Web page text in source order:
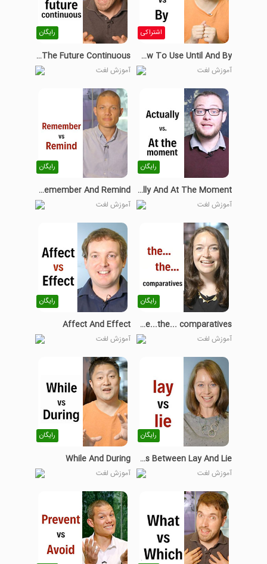
اشتراکی
How To Use Until And By
آموزش لغت
رایگان
How To Use The Future Continuous
آموزش لغت
رایگان
Actually And At The Moment
آموزش لغت
رایگان
Differences Between Remember And Remind
آموزش لغت
رایگان
The...the... comparatives
آموزش لغت
رایگان
Affect And Effect
آموزش لغت
رایگان
Differences Between Lay And Lie
آموزش لغت
رایگان
While And During
آموزش لغت